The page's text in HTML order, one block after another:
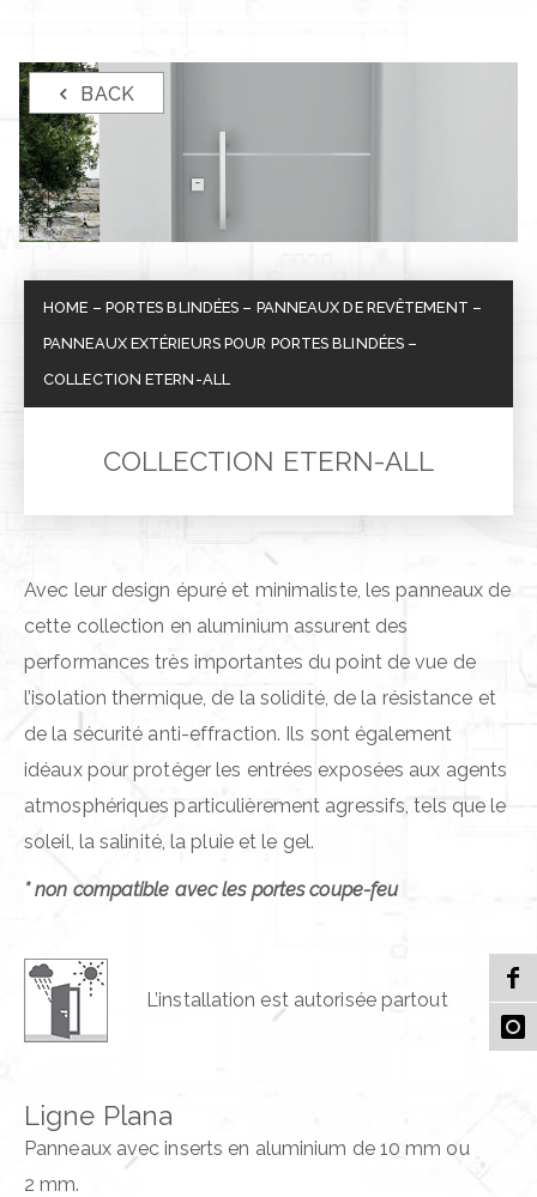
BACK
HOME – PORTES BLINDÉES – PANNEAUX DE REVÊTEMENT –
PANNEAUX EXTÉRIEURS POUR PORTES BLINDÉES –
COLLECTION ETERN-ALL
COLLECTION ETERN-ALL
Avec leur design épuré et minimaliste, les panneaux de
cette collection en aluminium assurent des
performances très importantes du point de vue de
l’isolation thermique, de la solidité, de la résistance et
de la sécurité anti-effraction. Ils sont également
idéaux pour protéger les entrées exposées aux agents
atmosphériques particulièrement agressifs, tels que le
soleil, la salinité, la pluie et le gel.
* non compatible avec les portes coupe-feu
L’installation est autorisée partout
Ligne Plana
Panneaux avec inserts en aluminium de 10 mm ou
2 mm.